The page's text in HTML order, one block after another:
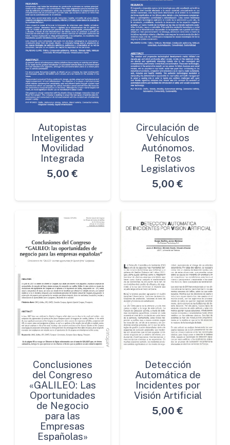
Autopistas
Inteligentes y
Movilidad
Integrada
5,00 €
Circulación de
Vehículos
Autónomos.
Retos
Legislativos
5,00 €
Conclusiones
del Congreso
«GALILEO: Las
Oportunidades
de Negocio
para las
Empresas
Españolas»
Detección
Automática de
Incidentes por
Visión Artificial
5,00 €